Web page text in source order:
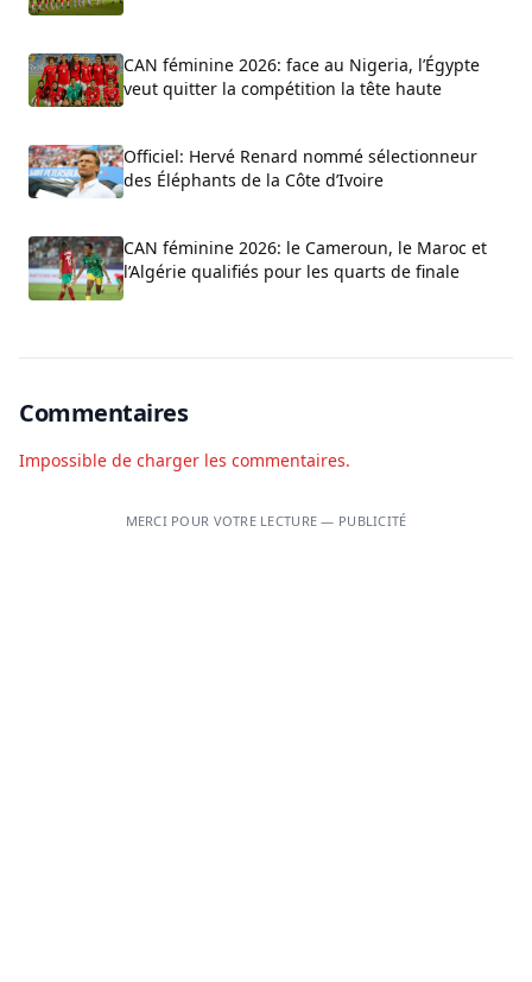
CAN féminine 2026: face au Nigeria, l’Égypte
veut quitter la compétition la tête haute
Officiel: Hervé Renard nommé sélectionneur
des Éléphants de la Côte d’Ivoire
CAN féminine 2026: le Cameroun, le Maroc et
l’Algérie qualifiés pour les quarts de finale
Commentaires
Impossible de charger les commentaires.
MERCI POUR VOTRE LECTURE — PUBLICITÉ